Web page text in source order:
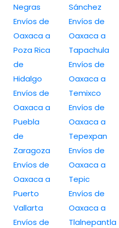
Negras
Envíos de
Oaxaca a
Poza Rica
de
Hidalgo
Envíos de
Oaxaca a
Puebla
de
Zaragoza
Envíos de
Oaxaca a
Puerto
Vallarta
Envíos de
Sánchez
Envíos de
Oaxaca a
Tapachula
Envíos de
Oaxaca a
Temixco
Envíos de
Oaxaca a
Tepexpan
Envíos de
Oaxaca a
Tepic
Envíos de
Oaxaca a
Tlalnepantla